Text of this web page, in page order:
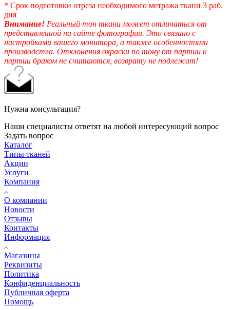
* Срок подготовки отреза необходимого метража ткани 3 раб.
дня
Внимание! Реальный тон ткани может отличаться от
представленной на сайте фотографии. Это связано с
настройками вашего монитора, а также особенностями
производства. Отклонения окраски по тону от партии к
партии браком не считаются, возврату не подлежат!
Нужна консультация?
Наши специалисты ответят на любой интересующий вопрос
Задать вопрос
Каталог
Типы тканей
Акции
Услуги
Компания
О компании
Новости
Отзывы
Контакты
Информация
Магазины
Реквизиты
Политика
Конфиденциальность
Публичная оферта
Помощь